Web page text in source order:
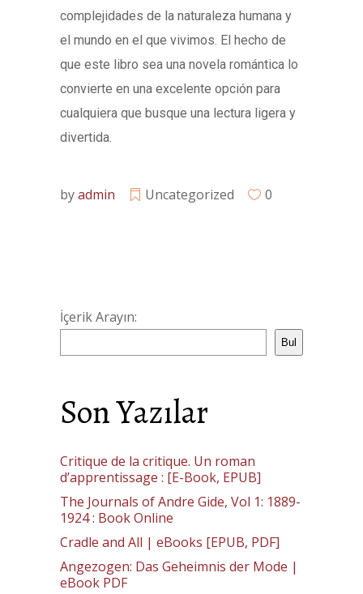
complejidades de la naturaleza humana y
el mundo en el que vivimos. El hecho de
que este libro sea una novela romántica lo
convierte en una excelente opción para
cualquiera que busque una lectura ligera y
divertida.
byadmin Uncategorized 0
İçerik Arayın:
Bul
Son Yazılar
Critique de la critique. Un roman
d’apprentissage : [E-Book, EPUB]
The Journals of Andre Gide, Vol 1: 1889-
1924 : Book Online
Cradle and All | eBooks [EPUB, PDF]
Angezogen: Das Geheimnis der Mode |
eBook PDF